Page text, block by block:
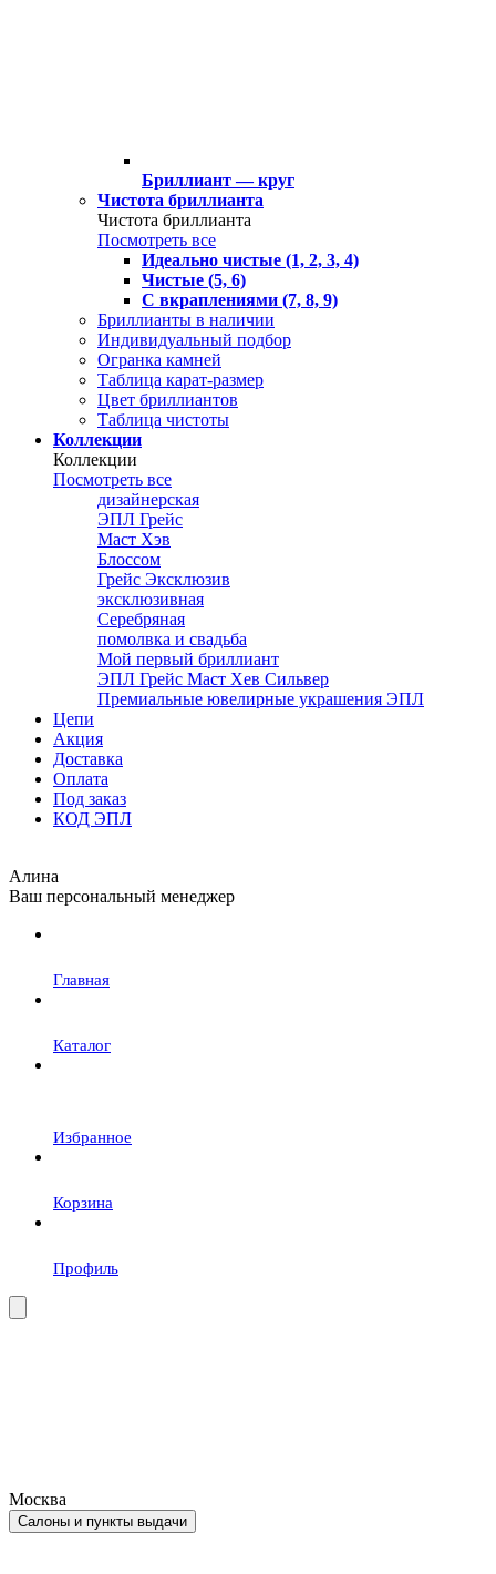
Бриллиант — круг
Чистота бриллианта
Чистота бриллианта
Посмотреть все
Идеально чистые (1, 2, 3, 4)
Чистые (5, 6)
С вкраплениями (7, 8, 9)
Бриллианты в наличии
Индивидуальный подбор
Огранка камней
Таблица карат-размер
Цвет бриллиантов
Таблица чистоты
Коллекции
Коллекции
Посмотреть все
дизайнерская
ЭПЛ Грейс
Маст Хэв
Блоссом
Грейс Эксклюзив
эксклюзивная
Серебряная
помолвка и свадьба
Мой первый бриллиант
ЭПЛ Грейс Маст Хев Сильвер
Премиальные ювелирные украшения ЭПЛ
Цепи
Акция
Доставка
Оплата
Под заказ
КОД ЭПЛ
Алина
Ваш персональный менеджер
Главная
Каталог
Избранное
Корзина
Профиль
Москва
Салоны и пункты выдачи